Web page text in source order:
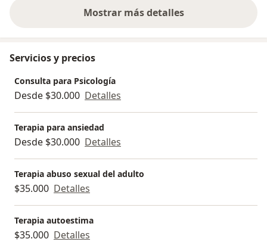
identidad de género, entre otras.
Mostrar más detalles
sobre la experiencia
Servicios y precios
Consulta para Psicología
Desde $30.000 Detalles
Terapia para ansiedad
Desde $30.000 Detalles
Terapia abuso sexual del adulto
$35.000 Detalles
Terapia autoestima
$35.000 Detalles